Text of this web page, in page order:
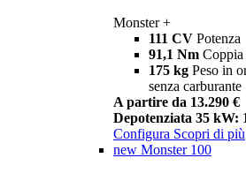
Monster +
111 CV Potenza
91,1 Nm Coppia
175 kg Peso in
senza carburante
A partire da 13.290 €
Depotenziata 35 kW:
Configura Scopri di più
new Monster 100